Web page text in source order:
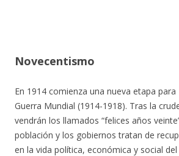
Novecentismo
En 1914 comienza una nueva etapa para
Guerra Mundial (1914-1918). Tras la
vendrán los llamados “felices años
población y los gobiernos tratan de
en la vida política, económica y social